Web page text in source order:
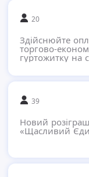
20
Здійснюйте
торгово-
гуртожитку на
39
Новий
«Щасливий